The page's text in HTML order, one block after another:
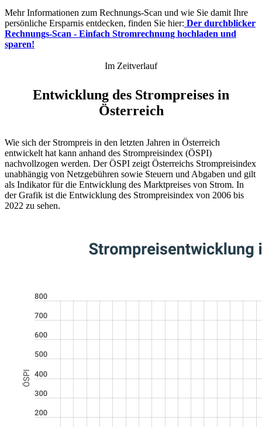
Mehr Informationen zum Rechnungs-Scan und wie Sie damit Ihre
persönliche Ersparnis entdecken, finden Sie hier: Der durchblicker
Rechnungs-Scan - Einfach Stromrechnung hochladen und
sparen!
Im Zeitverlauf
Entwicklung des Strompreises in
Österreich
Wie sich der Strompreis in den letzten Jahren in Österreich
entwickelt hat kann anhand des Strompreisindex (ÖSPI)
nachvollzogen werden. Der ÖSPI zeigt Österreichs Strompreisindex
unabhängig von Netzgebühren sowie Steuern und Abgaben und gilt
als Indikator für die Entwicklung des Marktpreises von Strom. In
der Grafik ist die Entwicklung des Strompreisindex von 2006 bis
2022 zu sehen.